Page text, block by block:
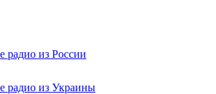
радио из России
радио из Украины